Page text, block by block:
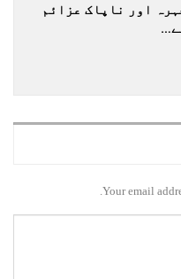
اور ناپاک عزائم
Your email